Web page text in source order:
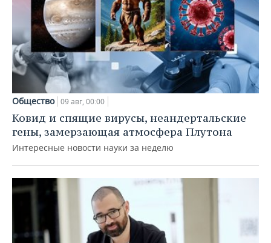
Общество 09 авг, 00:00
Ковид и спящие вирусы, неандертальские
гены, замерзающая атмосфера Плутона
Интересные новости науки за неделю